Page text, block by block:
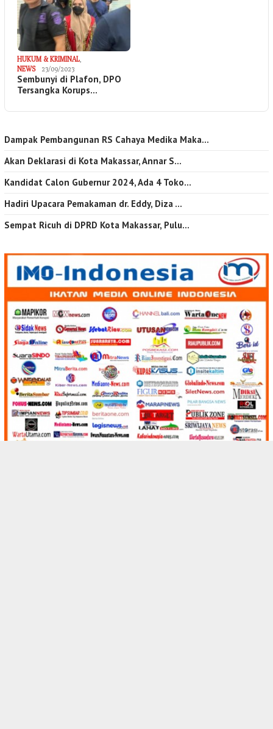
HUKUM & KRIMINAL
NEWS
23/09/2023
Sembunyi di Plafon, DPO
Tersangka Korups…
Dampak Pembangunan RS Cahaya Medika Maka…
Akan Deklarasi di Kota Makassar, Annar S…
Kandidat Calon Gubernur 2024, Ada 4 Toko…
Hadiri Upacara Pemakaman dr. Eddy, Diza …
Sempat Ricuh di DPRD Kota Makassar, Pulu…